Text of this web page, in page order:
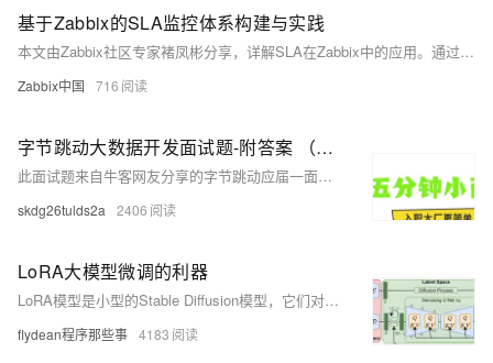
基于Zabbix的SLA监控体系构建与实践
本文由Zabbix社区专家褚凤彬分享，详解SLA在Zabbix中的应用。通过Trigger与Service联动，构建Web应用的多层级监控体系，并介绍SLA计算规则、维护期处理及升级注意事项，助力企业精准掌控服务可用性。
Zabbix中国 716
字节跳动大数据开发面试题-附答案 （一）
此面试题来自牛客网友分享的字节跳动应届一面，面试时长一小时。 网友情况：985 本硕。
skdg26tulds2a 2406
LoRA大模型微调的利器
LoRA模型是小型的Stable Diffusion模型，它们对checkpoint模型进行微小的调整。它们的体积通常是检查点模型的10到100分之一。因为体积小，效果好，所以lora模型的使用程度比较高。
flydean程序那些事 4183